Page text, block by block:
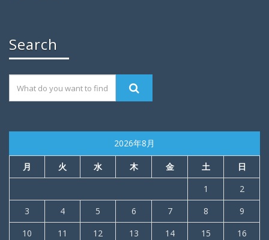
Search
2026年8月
月 火 水 木 金 土
日
1
2
3
4 5 6 7 8
9
10
11 12 13 14 15
16